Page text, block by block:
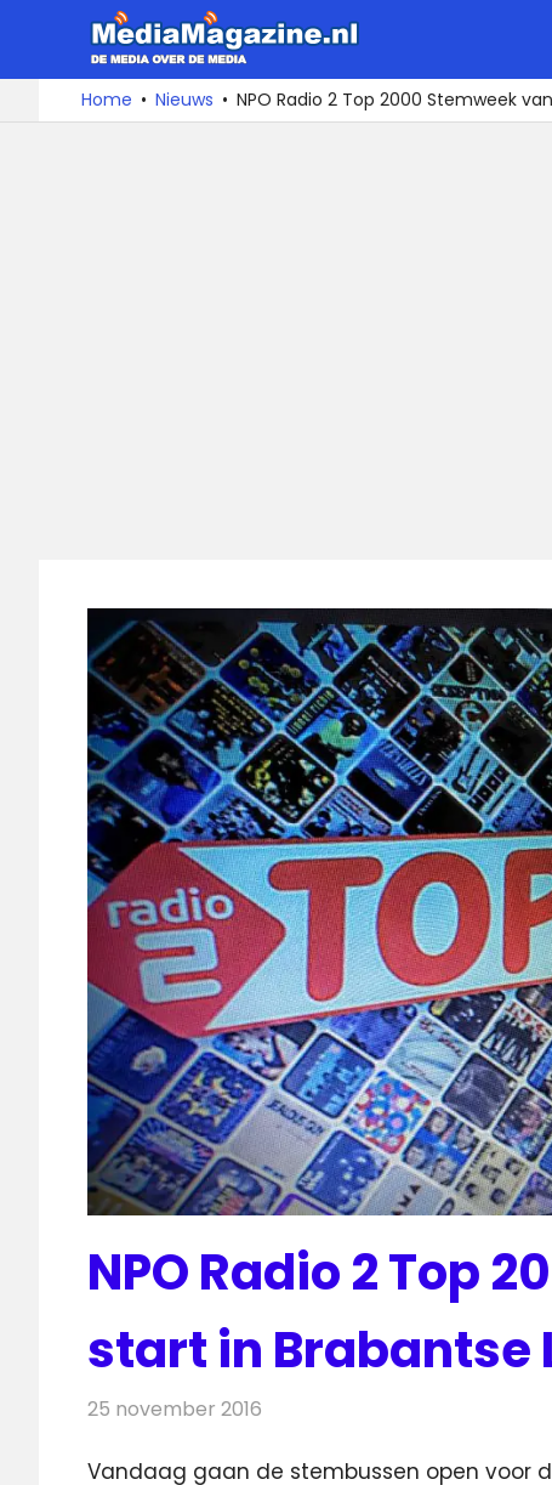
naar
De
media
over
Home Nieuws NPO Radio 2 Top 2000 Stemweek
NPO Radio 2 Top
start in Brabantse
25 november 2016
Vandaag gaan de stembussen open voor